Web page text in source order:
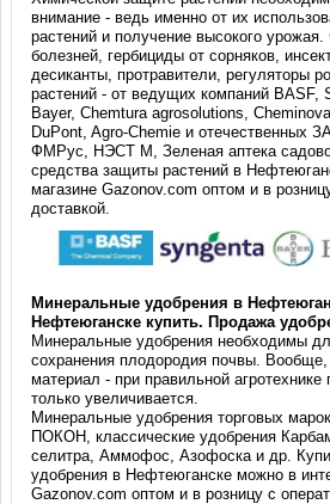
внимание - ведь именно от их
растений и получение высокого
болезней, гербициды от сорняков,
десиканты, протравители, регуляторы
растений - от ведущих компаний BASF,
Bayer, Chemtura agrosolutions,
DuPont, Agro-Chemie и отечественных
ФМРус, НЭСТ М, Зеленая аптека
средства защиты растений в
магазине Gazonov.com оптом и в
доставкой.
Минеральные удобрения в
Нефтеюганске купить. Продажа
Минеральные удобрения необходимы
сохранения плодородия почвы.
материал - при правильной
только увеличивается.
Минеральные удобрения торговых
ПОКОН, классические удобрения
селитра, Аммофос, Азофоска и др.
удобрения в Нефтеюганске можно в
Gazonov.com оптом и в розницу с